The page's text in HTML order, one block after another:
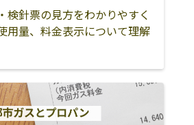
東置賜郡高畠町
検針票の見方をわかりやすく
用量、料金表示について理解